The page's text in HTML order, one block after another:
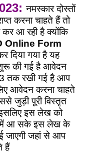
नमस्कार दोस्तों
करना चाहते हैं तो
आ रही है क्योंकि
Online Form
दिया गया है यह
की गई है आवेदन
तक रखी गई है आप
आवेदन करना चाहते
जुड़ी पूरी विस्तृत
इसलिए इस लेख को
में आ सके इस लेख के
जाएगी जहां से आप
हैं